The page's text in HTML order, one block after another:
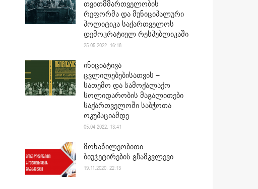
თვითმმართველობის
რეფორმა და მუნიციპალური
პოლიტიკა საქართველოს
დემოკრატიულ რესპუბლიკაში
25.05.2022. 16:18
ინიციატივა
ცვლილებებისათვის –
სათემო და სამოქალაქო
სოლიდარობის მაგალითები
საქართველოში საბჭოთა
ოკუპაციამდე
05.04.2022. 13:41
მონაწილეობითი
ბიუჯეტირების გზამკვლევი
19.11.2020. 22:13